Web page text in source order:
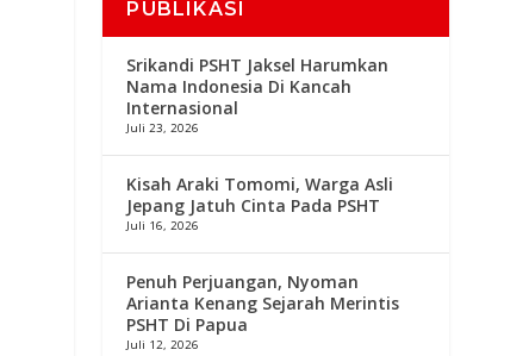
PUBLIKASI
Srikandi PSHT Jaksel Harumkan
Nama Indonesia Di Kancah
Internasional
Juli 23, 2026
Kisah Araki Tomomi, Warga Asli
Jepang Jatuh Cinta Pada PSHT
Juli 16, 2026
Penuh Perjuangan, Nyoman
Arianta Kenang Sejarah Merintis
PSHT Di Papua
Juli 12, 2026